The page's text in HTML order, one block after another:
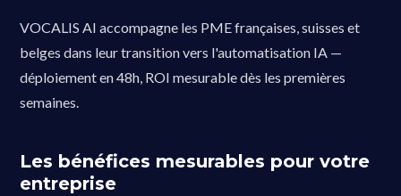
VOCALIS AI accompagne les PME françaises, suisses et
belges dans leur transition vers l'automatisation IA —
déploiement en 48h, ROI mesurable dès les premières
semaines.
Les bénéfices mesurables pour votre
entreprise